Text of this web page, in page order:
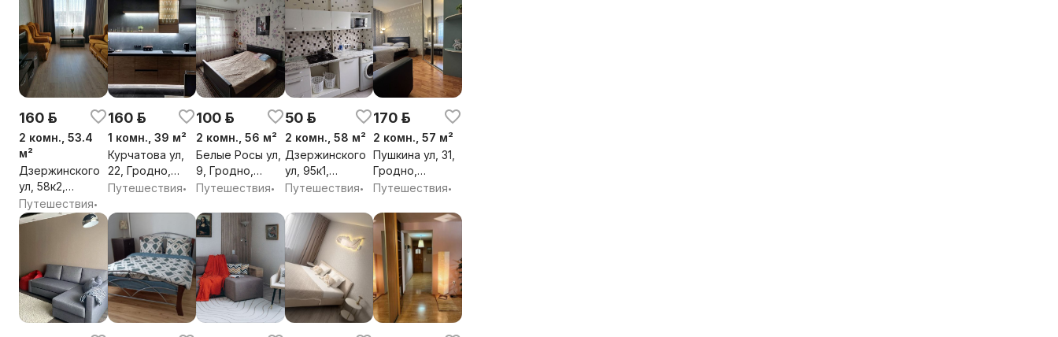
160 р.
2 комн., 53.4
м²
Дзержинского
ул, 58к2,
Гродно,
Гродненская
Путешествия•
160 р.
1 комн., 39 м²
Курчатова ул,
22, Гродно,
Гродненская
Путешествия•
100 р.
2 комн., 56 м²
Белые Росы ул,
9, Гродно,
Гродненская
Путешествия•
50 р.
2 комн., 58 м²
Дзержинского
ул, 95к1,
Гродно,
обл.
Путешествия•
170 р.
2 комн., 57 м²
Пушкина ул, 31,
Гродно,
Гродненская
Путешествия•